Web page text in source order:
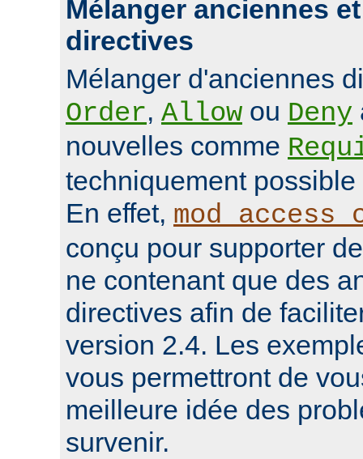
Mélanger anciennes
directives
Mélanger d'anciennes
Order, Allow ou Deny
nouvelles comme
techniquement
En effet,
conçu pour supporter
ne contenant que des
directives afin de
version 2.4. Les
vous permettront de
meilleure idée des
survenir.